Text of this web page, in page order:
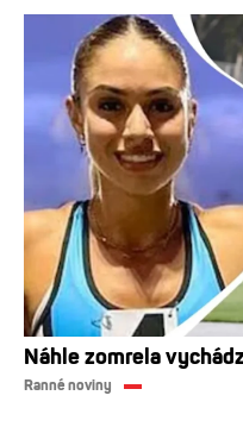
Náhle zomrela
Ranné noviny